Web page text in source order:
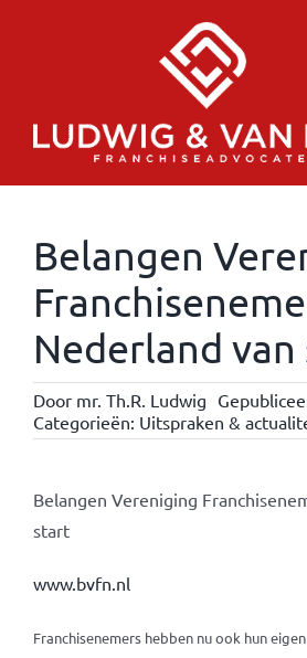
Belangen
Nederland
Door mr. Th.R. Ludwig
Categorieën: Uitspraken &
Belangen Vereniging
start
www.bvfn.nl
Franchisenemers hebben nu ook hun